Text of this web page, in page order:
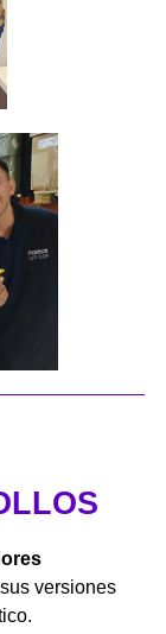
versiones